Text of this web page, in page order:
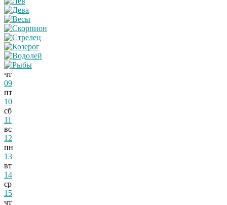
чт
09
пт
10
сб
11
вс
12
пн
13
вт
14
ср
15
чт